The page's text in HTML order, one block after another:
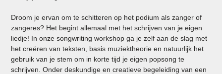
Droom je ervan om te schitteren op het podium als zanger of
zangeres? Het begint allemaal met het schrijven van je eigen
liedje! In onze songwriting workshop ga je zelf aan de slag met
het creëren van teksten, basis muziektheorie en natuurlijk het
gebruik van je stem om in korte tijd je eigen popsong te
schrijven. Onder deskundige en creatieve begeleiding van een